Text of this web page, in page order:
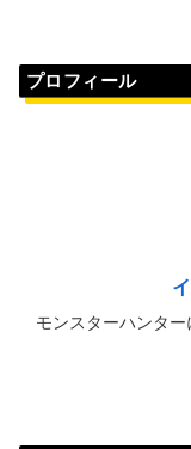
プロフィール
モンスターハンター